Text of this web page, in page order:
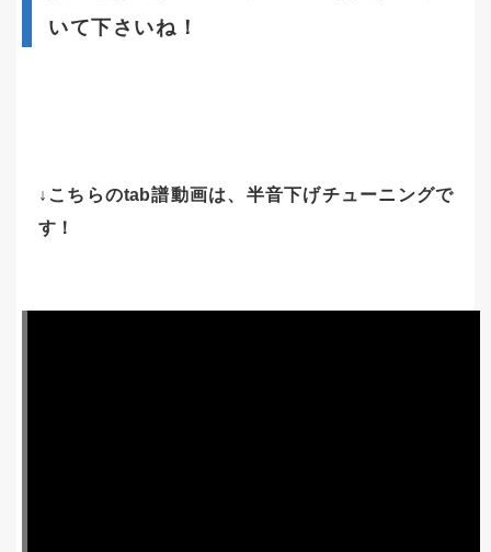
いて下さいね！
↓こちらのtab譜動画は、半音下げチューニングで
す！